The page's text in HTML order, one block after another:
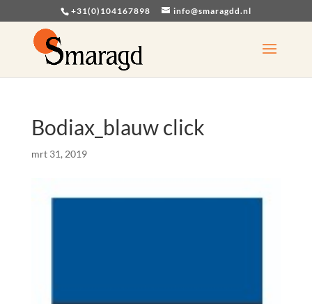
+31(0)104167898 info@smaragdd.nl
Bodiax_blauw click
mrt 31, 2019